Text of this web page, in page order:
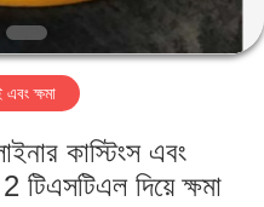
ক্ষমা
কাস্টিংস এবং
দিয়ে ক্ষমা